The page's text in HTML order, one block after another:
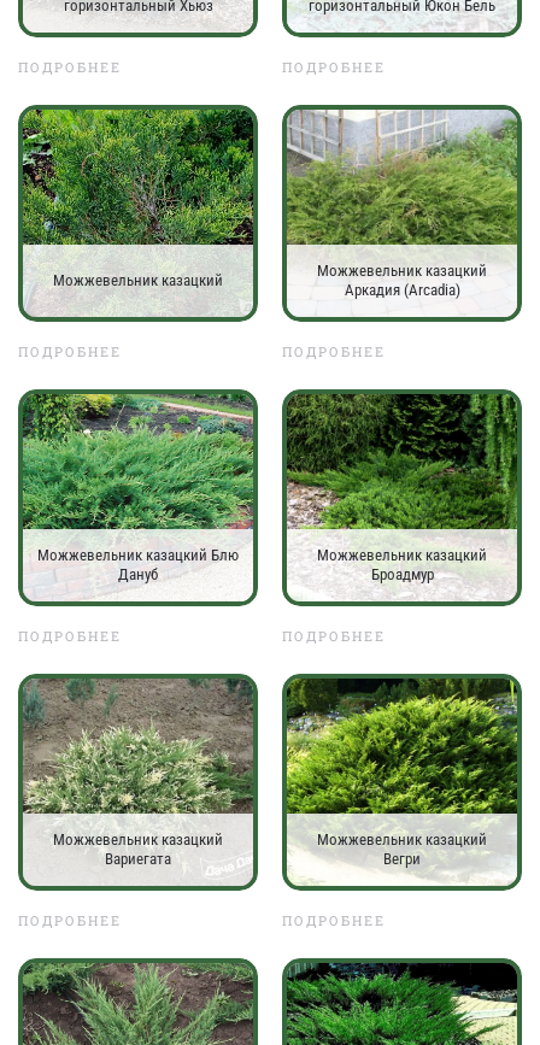
горизонтальный Хьюз
ПОДРОБНЕЕ
горизонтальный Юкон Бель
ПОДРОБНЕЕ
Можжевельник казацкий
ПОДРОБНЕЕ
Можжевельник казацкий
Аркадия (Arcadia)
ПОДРОБНЕЕ
Можжевельник казацкий Блю
Дануб
ПОДРОБНЕЕ
Можжевельник казацкий
Броадмур
ПОДРОБНЕЕ
Можжевельник казацкий
Вариегата
ПОДРОБНЕЕ
Можжевельник казацкий
Вегри
ПОДРОБНЕЕ